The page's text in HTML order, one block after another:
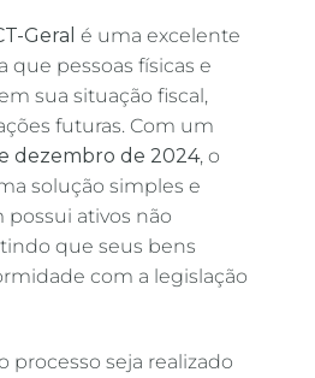
Geral é uma excelente
que pessoas físicas e
sua situação fiscal,
futuras. Com um
dezembro de 2024, o
solução simples e
possui ativos não
que seus bens
com a legislação
processo seja realizado